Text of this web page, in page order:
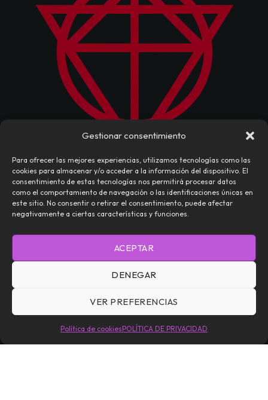
Gestionar consentimiento
Para ofrecer las mejores experiencias, utilizamos tecnologías como las
cookies para almacenar y/o acceder a la información del dispositivo. El
consentimiento de estas tecnologías nos permitirá procesar datos
como el comportamiento de navegación o las identificaciones únicas en
este sitio. No consentir o retirar el consentimiento, puede afectar
negativamente a ciertas características y funciones.
ACEPTAR
DENEGAR
VER PREFERENCIAS
Política de cookiesPOLÍTICA DE PRIVACIDAD
NOSOTROS CONTACTO EDITORIAL
POLÍTICA DE COOKIES (UE)
Daemoniaca — Todos los Derechos Reservados © 2026